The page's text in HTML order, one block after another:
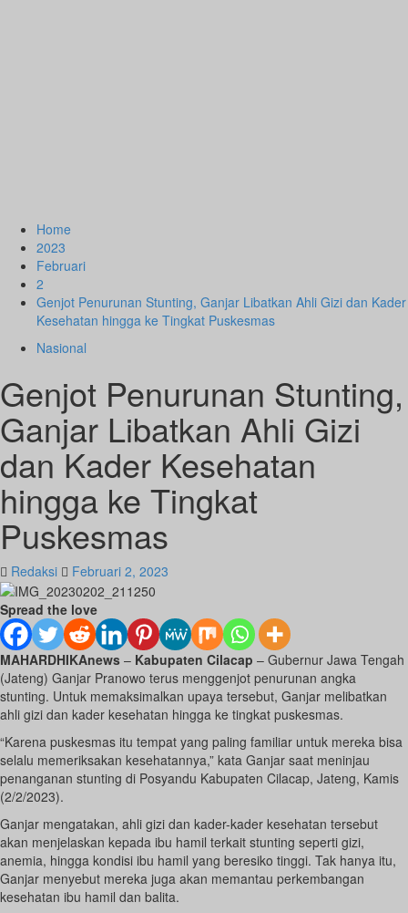
Home
2023
Februari
2
Genjot Penurunan Stunting, Ganjar Libatkan Ahli Gizi dan Kader
Kesehatan hingga ke Tingkat Puskesmas
Nasional
Genjot Penurunan Stunting,
Ganjar Libatkan Ahli Gizi
dan Kader Kesehatan
hingga ke Tingkat
Puskesmas
Redaksi Februari 2, 2023
Spread the love
MAHARDHIKAnews – Kabupaten Cilacap – Gubernur Jawa Tengah
(Jateng) Ganjar Pranowo terus menggenjot penurunan angka
stunting. Untuk memaksimalkan upaya tersebut, Ganjar melibatkan
ahli gizi dan kader kesehatan hingga ke tingkat puskesmas.
“Karena puskesmas itu tempat yang paling familiar untuk mereka bisa
selalu memeriksakan kesehatannya,” kata Ganjar saat meninjau
penanganan stunting di Posyandu Kabupaten Cilacap, Jateng, Kamis
(2/2/2023).
Ganjar mengatakan, ahli gizi dan kader-kader kesehatan tersebut
akan menjelaskan kepada ibu hamil terkait stunting seperti gizi,
anemia, hingga kondisi ibu hamil yang beresiko tinggi. Tak hanya itu,
Ganjar menyebut mereka juga akan memantau perkembangan
kesehatan ibu hamil dan balita.